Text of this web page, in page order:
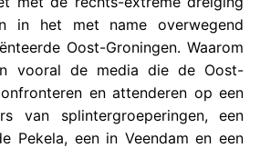
in het met name overwegend
Oost-Groningen. Waarom
vooral de media die de Oost-
en attenderen op een
van splintergroeperingen, een
Pekela, een in Veendam en een